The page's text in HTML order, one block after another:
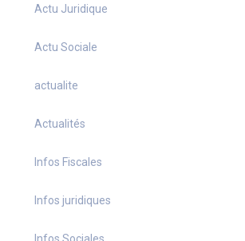
Actu Juridique
Actu Sociale
actualite
Actualités
Infos Fiscales
Infos juridiques
Infos Sociales